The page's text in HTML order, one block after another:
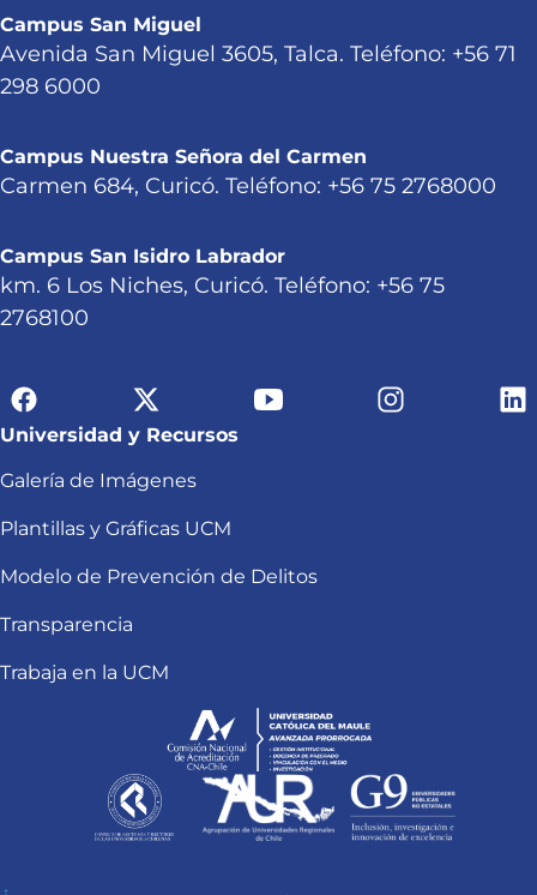
Campus San Miguel
Avenida San Miguel 3605, Talca. Teléfono: +56 71
298 6000
Campus Nuestra Señora del Carmen
Carmen 684, Curicó. Teléfono: +56 75 2768000
Campus San Isidro Labrador
km. 6 Los Niches, Curicó. Teléfono: +56 75
2768100
Universidad y Recursos
Galería de Imágenes
Plantillas y Gráficas UCM
Modelo de Prevención de Delitos
Transparencia
Trabaja en la UCM